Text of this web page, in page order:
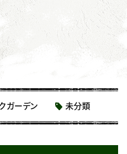
ガーデン 未分類